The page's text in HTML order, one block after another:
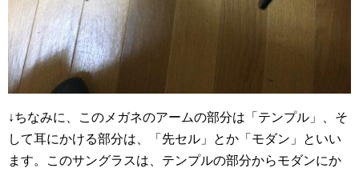
↓ちなみに、このメガネのアームの部分は「テンプル」、そ
して耳にかける部分は、「先セル」とか「モダン」といい
ます。このサングラスは、テンプルの部分からモダンにか